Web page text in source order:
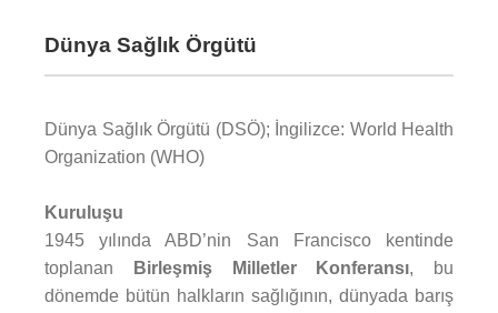
Dünya Sağlık Örgütü
Dünya Sağlık Örgütü (DSÖ); İngilizce: World Health
Organization (WHO)
Kuruluşu
1945 yılında ABD’nin San Francisco kentinde
toplanan
Birleşmiş Milletler Konferansı, bu
dönemde bütün halkların sağlığının, dünyada barış